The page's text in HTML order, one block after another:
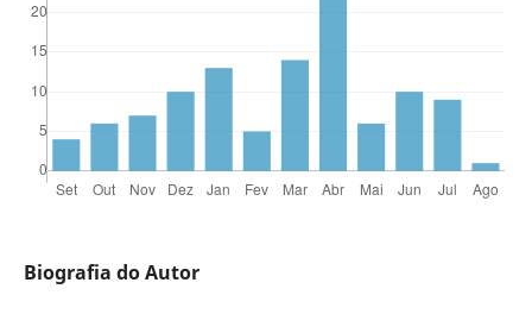
Biografia do Autor